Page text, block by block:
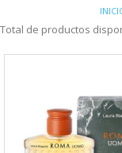
Total de productos